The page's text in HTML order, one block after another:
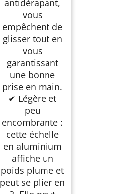
antidérapant,
vous
empêchent de
glisser tout en
vous
garantissant
une bonne
prise en main.
✔ Légère et
peu
encombrante :
cette échelle
en aluminium
affiche un
poids plume et
peut se plier en